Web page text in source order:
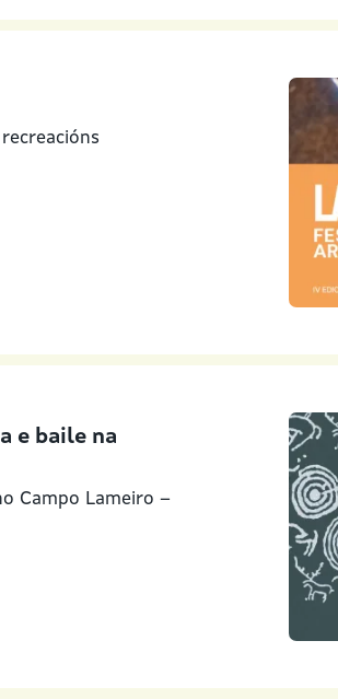
e baile na
Campo Lameiro –